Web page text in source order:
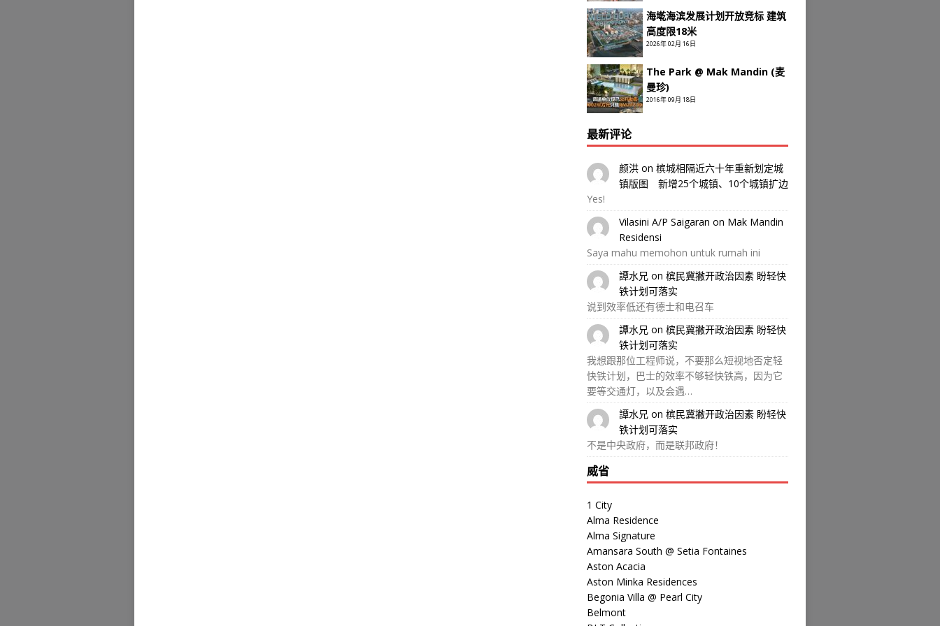
海墘海滨发展计划开放竞标 建筑
高度限18米
2026年 02月 16日
The Park @ Mak Mandin (麦
曼珍)
2016年 09月 18日
最新评论
颜洪 on 槟城相隔近六十年重新划定城
镇版图 新增25个城镇、10个城镇扩边
Yes!
Vilasini A/P Saigaran on Mak Mandin
Residensi
Saya mahu memohon untuk rumah ini
譚水兄 on 槟民冀撇开政治因素 盼轻快
铁计划可落实
说到效率低还有德士和电召车
譚水兄 on 槟民冀撇开政治因素 盼轻快
铁计划可落实
我想跟那位工程师说，不要那么短视地否定轻
快铁计划，巴士的效率不够轻快铁高，因为它
要等交通灯，以及会遇…
譚水兄 on 槟民冀撇开政治因素 盼轻快
铁计划可落实
不是中央政府，而是联邦政府！
威省
1 City
Alma Residence
Alma Signature
Amansara South @ Setia Fontaines
Aston Acacia
Aston Minka Residences
Begonia Villa @ Pearl City
Belmont